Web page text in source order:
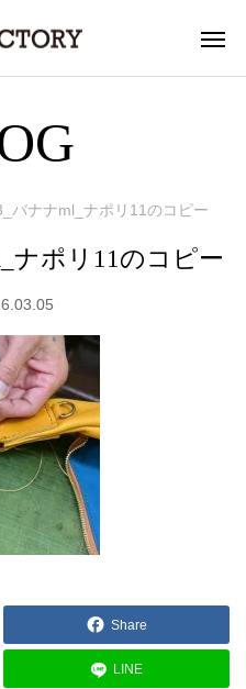
バナナml_ナポリ11のコピー
ナポリ11のコピー
Share
LINE